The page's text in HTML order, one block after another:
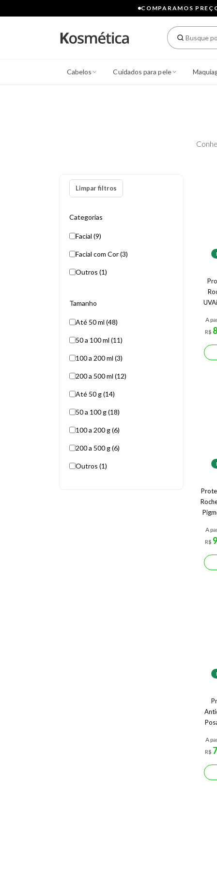
COMPARAMOS
Cabelos Cuidados para pele
Limpar filtros
Categorias
Facial (9)
Facial com Cor (3)
Outros (1)
Tamanho
Até 50 ml (48)
50 a 100 ml (11)
100 a 200 ml (3)
200 a 500 ml (12)
Até 50 g (14)
50 a 100 g (18)
100 a 200 g (6)
200 a 500 g (6)
Outros (1)
A
R$
A
R$
A
R$